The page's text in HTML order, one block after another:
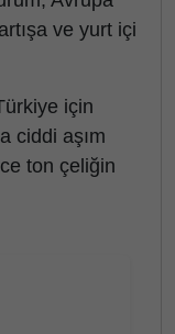
ve yurt içi
için
ciddi aşım
ton çeliğin